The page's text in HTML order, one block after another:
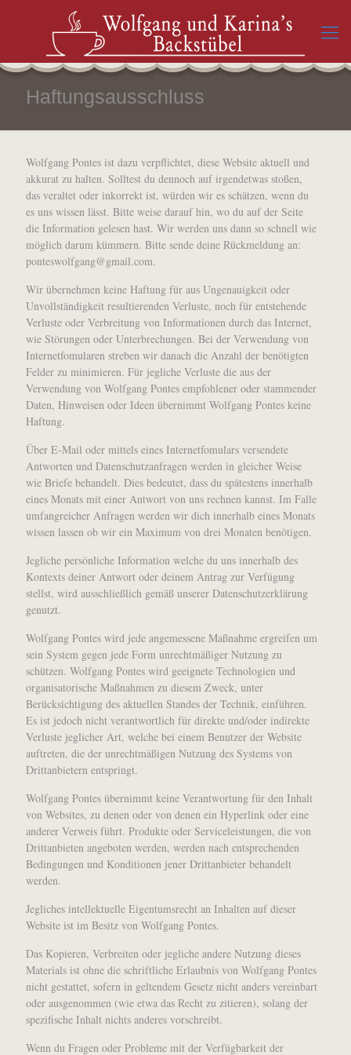
Haftungsausschluss
Wolfgang Pontes ist dazu verpflichtet, diese Website aktuell und
akkurat zu halten. Solltest du dennoch auf irgendetwas stoßen,
das veraltet oder inkorrekt ist, würden wir es schätzen, wenn du
es uns wissen lässt. Bitte weise darauf hin, wo du auf der Seite
die Information gelesen hast. Wir werden uns dann so schnell wie
möglich darum kümmern. Bitte sende deine Rückmeldung an:
moc.liamg@gnagflowsetnop.
Wir übernehmen keine Haftung für aus Ungenauigkeit oder
Unvollständigkeit resultierenden Verluste, noch für entstehende
Verluste oder Verbreitung von Informationen durch das Internet,
wie Störungen oder Unterbrechungen. Bei der Verwendung von
Internetfomularen streben wir danach die Anzahl der benötigten
Felder zu minimieren. Für jegliche Verluste die aus der
Verwendung von Wolfgang Pontes empfohlener oder stammender
Daten, Hinweisen oder Ideen übernimmt Wolfgang Pontes keine
Haftung.
Über E-Mail oder mittels eines Internetfomulars versendete
Antworten und Datenschutzanfragen werden in gleicher Weise
wie Briefe behandelt. Dies bedeutet, dass du spätestens innerhalb
eines Monats mit einer Antwort von uns rechnen kannst. Im Falle
umfangreicher Anfragen werden wir dich innerhalb eines Monats
wissen lassen ob wir ein Maximum von drei Monaten benötigen.
Jegliche persönliche Information welche du uns innerhalb des
Kontexts deiner Antwort oder deinem Antrag zur Verfügung
stellst, wird ausschließlich gemäß unserer Datenschutzerklärung
genutzt.
Wolfgang Pontes wird jede angemessene Maßnahme ergreifen um
sein System gegen jede Form unrechtmäßiger Nutzung zu
schützen. Wolfgang Pontes wird geeignete Technologien und
organisatorische Maßnahmen zu diesem Zweck, unter
Berücksichtigung des aktuellen Standes der Technik, einführen.
Es ist jedoch nicht verantwortlich für direkte und/oder indirekte
Verluste jeglicher Art, welche bei einem Benutzer der Website
auftreten, die der unrechtmäßigen Nutzung des Systems von
Drittanbietern entspringt.
Wolfgang Pontes übernimmt keine Verantwortung für den Inhalt
von Websites, zu denen oder von denen ein Hyperlink oder eine
anderer Verweis führt. Produkte oder Serviceleistungen, die von
Drittanbieten angeboten werden, werden nach entsprechenden
Bedingungen und Konditionen jener Drittanbieter behandelt
werden.
Jegliches intellektuelle Eigentumsrecht an Inhalten auf dieser
Website ist im Besitz von Wolfgang Pontes.
Das Kopieren, Verbreiten oder jegliche andere Nutzung dieses
Materials ist ohne die schriftliche Erlaubnis von Wolfgang Pontes
nicht gestattet, sofern in geltendem Gesetz nicht anders vereinbart
oder ausgenommen (wie etwa das Recht zu zitieren), solang der
spezifische Inhalt nichts anderes vorschreibt.
Wenn du Fragen oder Probleme mit der Verfügbarkeit der